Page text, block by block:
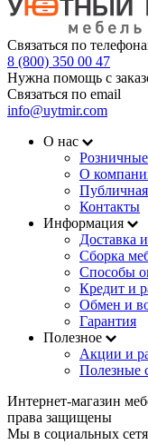
Связаться по
8 (800) 350 00 47
Нужна помощь с
Связаться по email
info@uytmir.com
О нас
О
Контакты
Информация
Доставка
Сборка
Способы
Кредит и
Обмен и
Гарантия
Полезное
Акции и
Полезные
Интернет-магазин
права защищены
Мы в социальных